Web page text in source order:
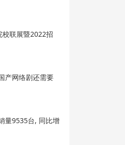
联展暨2022招
产网络剧还需要
量9535台, 同比增